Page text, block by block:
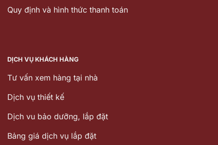
Quy định và hình thức thanh toán
DỊCH VỤ KHÁCH HÀNG
Tư vấn xem hàng tại nhà
Dịch vụ thiết kế
Dịch vu bảo dưỡng, lắp đặt
Bảng giá dịch vụ lắp đặt